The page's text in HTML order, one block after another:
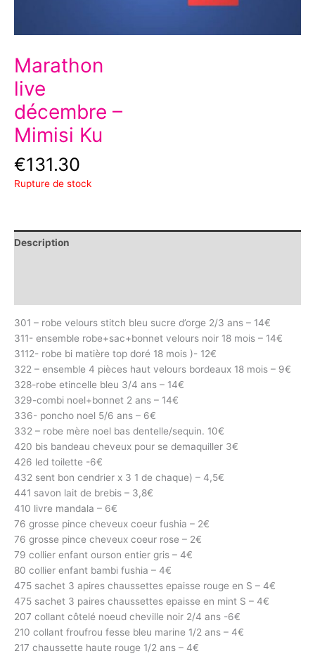
Marathon
live
décembre –
Mimisi Ku
€131.30
Rupture de stock
Description
301 – robe velours stitch bleu sucre d’orge 2/3 ans – 14€
311- ensemble robe+sac+bonnet velours noir 18 mois – 14€
3112- robe bi matière top doré 18 mois )- 12€
322 – ensemble 4 pièces haut velours bordeaux 18 mois – 9€
328-robe etincelle bleu 3/4 ans – 14€
329-combi noel+bonnet 2 ans – 14€
336- poncho noel 5/6 ans – 6€
332 – robe mère noel bas dentelle/sequin. 10€
420 bis bandeau cheveux pour se demaquiller 3€
426 led toilette -6€
432 sent bon cendrier x 3 1 de chaque) – 4,5€
441 savon lait de brebis – 3,8€
410 livre mandala – 6€
76 grosse pince cheveux coeur fushia – 2€
76 grosse pince cheveux coeur rose – 2€
79 collier enfant ourson entier gris – 4€
80 collier enfant bambi fushia – 4€
475 sachet 3 apires chaussettes epaisse rouge en S – 4€
475 sachet 3 paires chaussettes epaisse en mint S – 4€
207 collant côtelé noeud cheville noir 2/4 ans -6€
210 collant froufrou fesse bleu marine 1/2 ans – 4€
217 chaussette haute rouge 1/2 ans – 4€